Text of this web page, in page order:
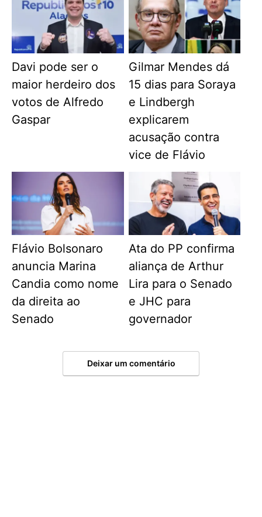
Davi pode ser o
maior herdeiro dos
votos de Alfredo
Gaspar
Gilmar Mendes dá
15 dias para Soraya
e Lindbergh
explicarem
acusação contra
vice de Flávio
Flávio Bolsonaro
anuncia Marina
Candia como nome
da direita ao
Senado
Ata do PP confirma
aliança de Arthur
Lira para o Senado
e JHC para
governador
Deixar um comentário